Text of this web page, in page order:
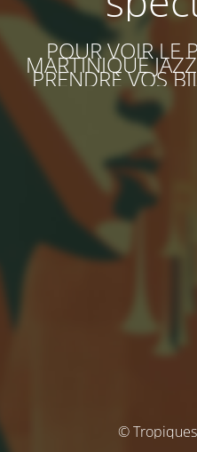
POUR VOIR LE
MARTINIQUE
PRENDRE VOS
©